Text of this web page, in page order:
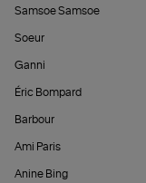
Samsoe Samsoe
Soeur
Ganni
Éric Bompard
Barbour
Ami Paris
Anine Bing